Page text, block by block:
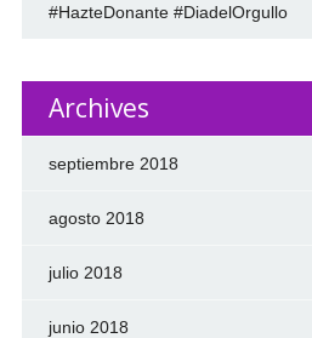
#HazteDonante #DiadelOrgullo
Archives
septiembre 2018
agosto 2018
julio 2018
junio 2018